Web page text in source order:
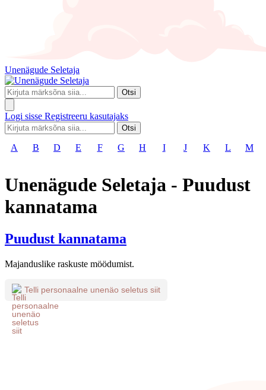
Unenägude Seletaja
Otsi
Logi sisse Registreeru kasutajaks
Otsi
A B D E F G H I J K L M
Unenägude Seletaja - Puudust
kannatama
Puudust kannatama
Majanduslike raskuste möödumist.
Telli personaalne unenäo seletus siit